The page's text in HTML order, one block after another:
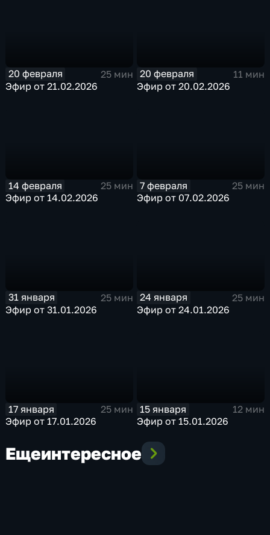
20 февраля
25 мин
Эфир от 21.02.2026
20 февраля
11 мин
Эфир от 20.02.2026
14 февраля
25 мин
Эфир от 14.02.2026
7 февраля
25 мин
Эфир от 07.02.2026
31 января
25 мин
Эфир от 31.01.2026
24 января
25 мин
Эфир от 24.01.2026
17 января
25 мин
Эфир от 17.01.2026
15 января
12 мин
Эфир от 15.01.2026
Ещеинтересное